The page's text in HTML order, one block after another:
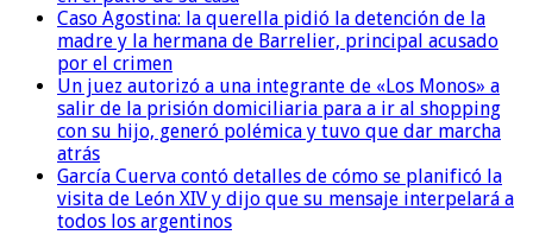
Caso Agostina: la querella pidió la detención de la
madre y la hermana de Barrelier, principal acusado
por el crimen
Un juez autorizó a una integrante de «Los Monos» a
salir de la prisión domiciliaria para a ir al shopping
con su hijo, generó polémica y tuvo que dar marcha
atrás
García Cuerva contó detalles de cómo se planificó la
visita de León XIV y dijo que su mensaje interpelará a
todos los argentinos